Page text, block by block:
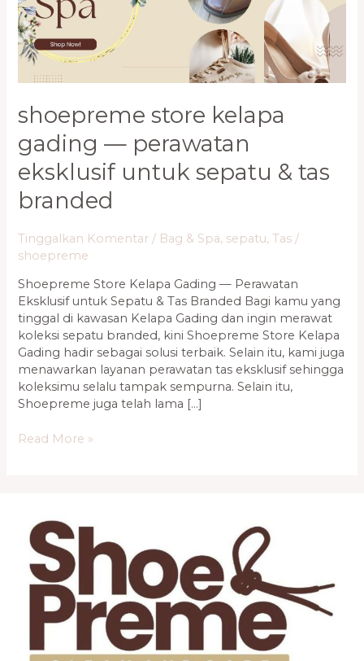
shoepreme store kelapa
gading — perawatan
eksklusif untuk sepatu & tas
branded
Tinggalkan Komentar / Bag & Spa, sepatu,Tas /
shoepreme
Shoepreme Store Kelapa Gading — Perawatan
Eksklusif untuk Sepatu & Tas Branded Bagi kamu yang
tinggal di kawasan Kelapa Gading dan ingin merawat
koleksi sepatu branded, kini Shoepreme Store Kelapa
Gading hadir sebagai solusi terbaik. Selain itu, kami juga
menawarkan layanan perawatan tas eksklusif sehingga
koleksimu selalu tampak sempurna. Selain itu,
Shoepreme juga telah lama […]
Perawatan
Eksklusif
untuk
Sepatu
&
Branded
Read More »